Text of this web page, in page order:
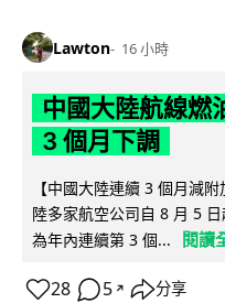
Lawton 16 小時
中國大陸航線燃
3 個月下調
【中國大陸連續 3 個月減
陸多家航空公司自 8 月 5
為年內連續第 3 個...
閱讀
28 5 ↗ 分享